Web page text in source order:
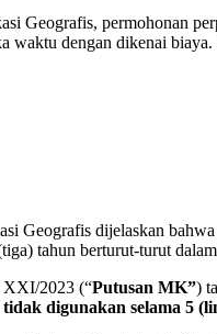
Geografis, permohonan
dengan dikenai
Geografis dijelaskan
tahun berturut-turut
XXI/2023 (“Putusan MK”)
tidak digunakan selama 5